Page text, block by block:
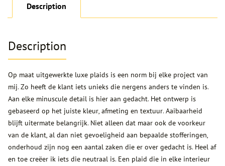
Description
Description
Op maat uitgewerkte luxe plaids is een norm bij elke project van
mij. Zo heeft de klant iets unieks die nergens anders te vinden is.
Aan elke minuscule detail is hier aan gedacht. Het ontwerp is
gebaseerd op het juiste kleur, afmeting en textuur. Aaibaarheid
blijft uitermate belangrijk. Niet alleen dat maar ook de voorkeur
van de klant, al dan niet gevoeligheid aan bepaalde stofferingen,
onderhoud zijn nog een aantal zaken die er over gedacht is. Heel af
en toe creëer ik iets die neutraal is. Een plaid die in elke interieur